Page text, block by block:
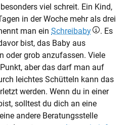
viel schreit. Ein Kind,
in der Woche mehr als drei
man ein Schreibaby
. Es
bist, das Baby aus
oder grob anzufassen. Viele
aber das darf man auf
leichtes Schütteln kann das
werden. Wenn du in einer
solltest du dich an eine
andere Beratungsstelle